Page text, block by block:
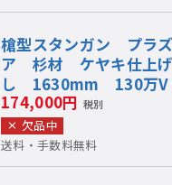
槍型スタンガン プラ
ア 杉材 ケヤキ仕上
し 1630mm 130万V
174,000円 税別
欠品中
送料・手数料無料